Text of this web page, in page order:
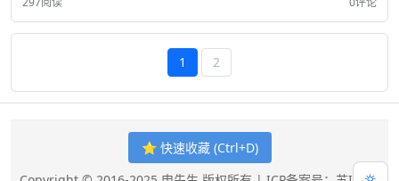
1 2
⭐ 快速收藏 (Ctrl+D)